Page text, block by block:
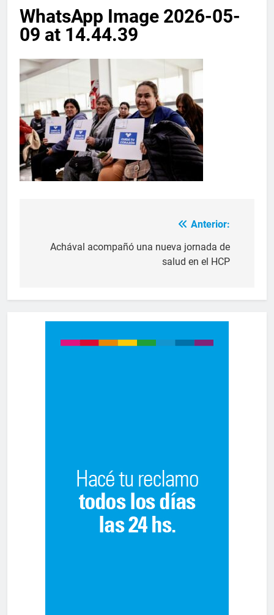
WhatsApp Image 2026-05-
09 at 14.44.39
Anterior:
Achával acompañó una nueva jornada de
salud en el HCP